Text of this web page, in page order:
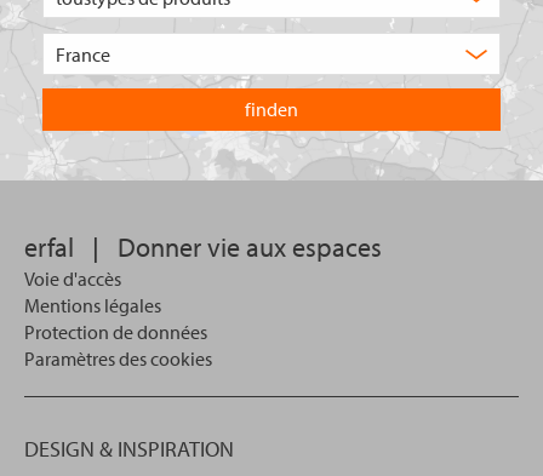
de
recherchez-
vous
?
pays
dans
lequel
vous
souhaitez
recherche.
erfal | Donner vie aux espaces
Voie d'accès
Mentions légales
Protection de données
Paramètres des cookies
DESIGN & INSPIRATION